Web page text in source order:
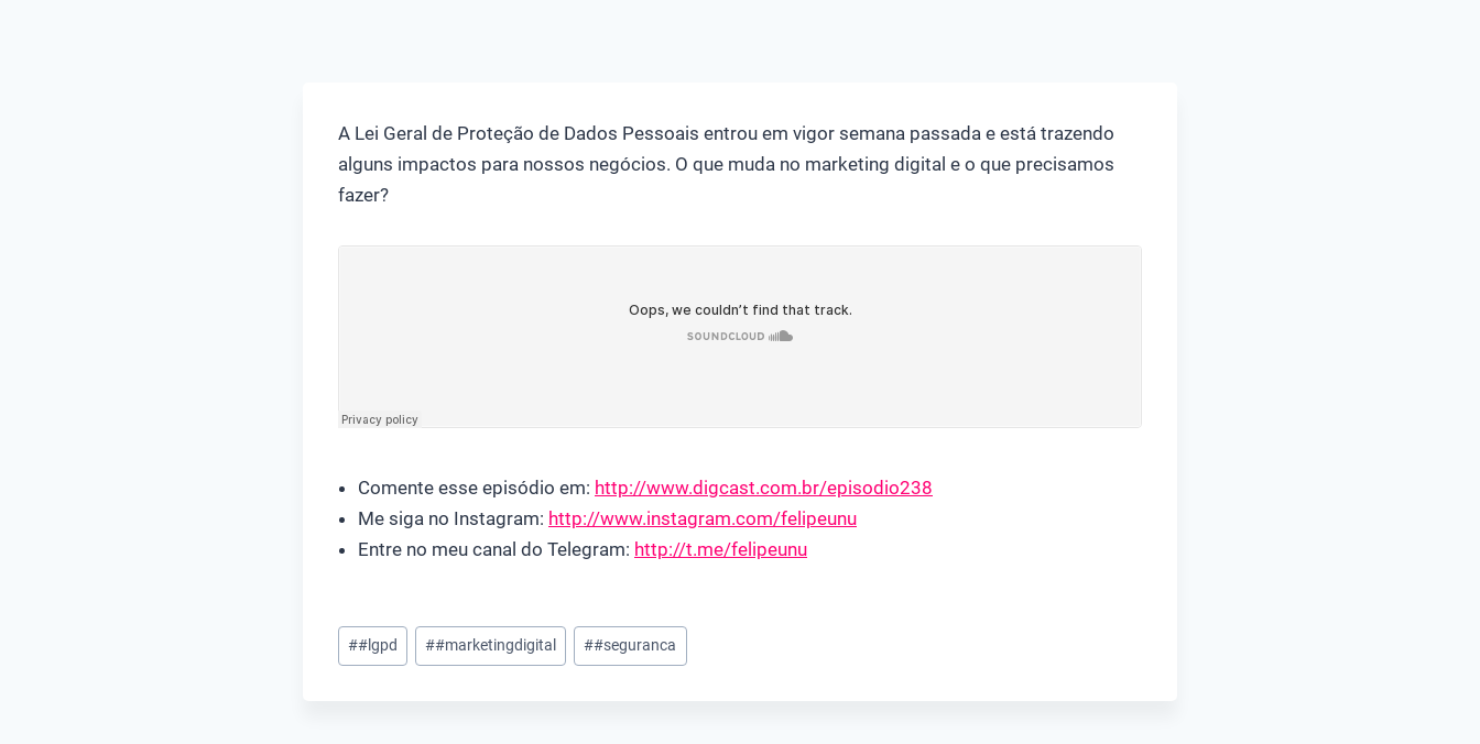
A Lei Geral de Proteção de Dados Pessoais entrou em vigor semana passada e está trazendo
alguns impactos para nossos negócios. O que muda no marketing digital e o que precisamos
fazer?
Comente esse episódio em: http://www.digcast.com.br/episodio238
Me siga no Instagram: http://www.instagram.com/felipeunu
Entre no meu canal do Telegram: http://t.me/felipeunu
Tags
do
##lgpd ##marketingdigital ##seguranca